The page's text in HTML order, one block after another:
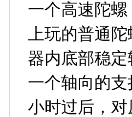
一个高速陀
上玩的普通
器内底部稳
一个轴向的
小时过后，